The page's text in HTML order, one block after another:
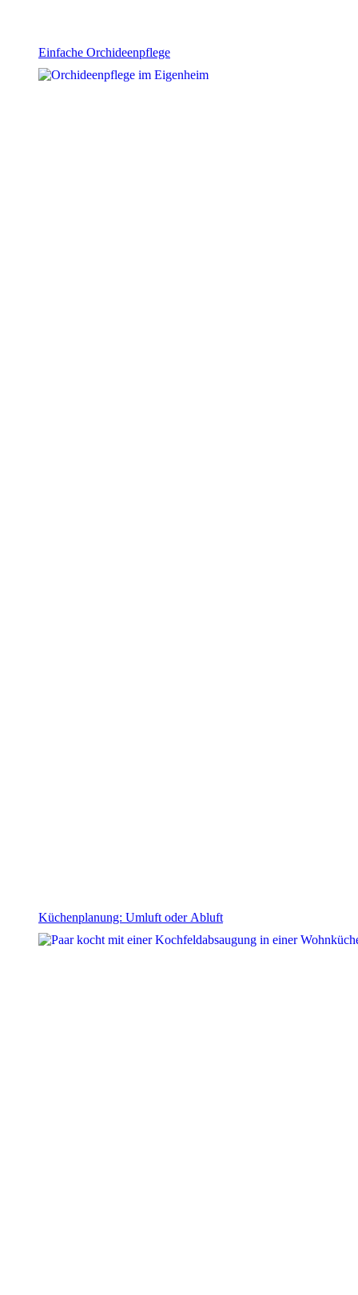
Einfache Orchideenpflege
Küchenplanung: Umluft oder Abluft